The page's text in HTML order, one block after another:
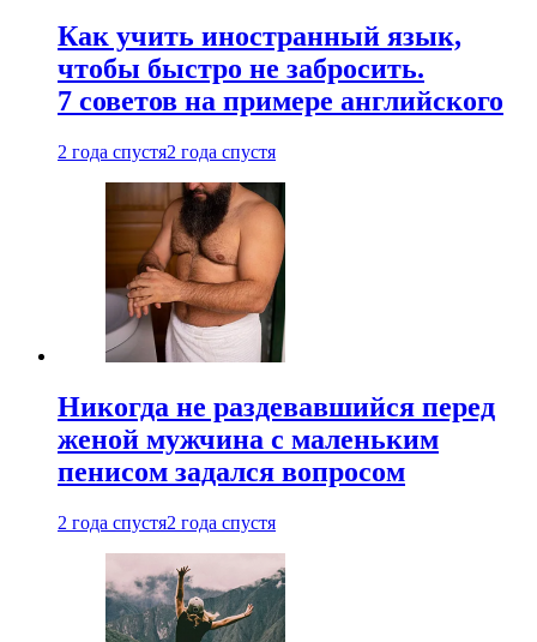
Как учить иностранный язык,
чтобы быстро не забросить.
7 советов на примере английского
2 года спустя2 года спустя
Никогда не раздевавшийся перед
женой мужчина с маленьким
пенисом задался вопросом
2 года спустя2 года спустя